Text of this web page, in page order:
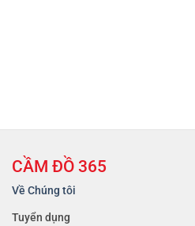
CẦM ĐỒ 365
Về Chúng tôi
Tuyển dụng